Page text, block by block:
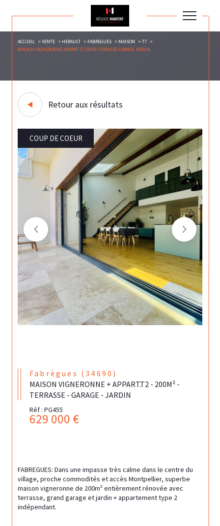
ACCUEIL VENTE HERAULT FABREGUES MAISON
T7
MAISON VIGNERONNE APPART T2 200M TERRASSE GARAGE JARDIN
Retour aux résultats
COUP DE COEUR
Fabrègues (34690)
MAISON VIGNERONNE + APPART.T2 - 200M² -
TERRASSE - GARAGE - JARDIN
Réf : PG455
629 000 €
FABREGUES: Dans une impasse très calme dans le centre du
village, proche commodités et accès Montpellier, superbe
maison vigneronne de 200m² entièrement rénovée avec
terrasse, grand garage et jardin + appartement type 2
indépendant.